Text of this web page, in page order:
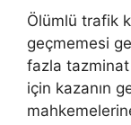
Ölümlü trafik
geçmemesi
fazla tazminat
için kazanın